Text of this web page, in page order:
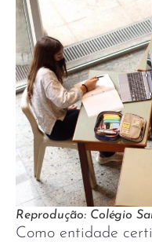
Reprodução: Colégio
Como entidade